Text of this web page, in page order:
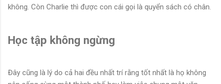
không. Còn Charlie thì được con cái gọi là quyển sách có chân.
Học tập không ngừng
Đây cũng là lý do cả hai đều nhất trí rằng tốt nhất là họ không